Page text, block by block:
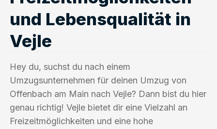
und Lebensqualität in
Vejle
Hey du, suchst du nach einem
Umzugsunternehmen für deinen Umzug von
Offenbach am Main nach Vejle? Dann bist du hier
genau richtig! Vejle bietet dir eine Vielzahl an
Freizeitmöglichkeiten und eine hohe